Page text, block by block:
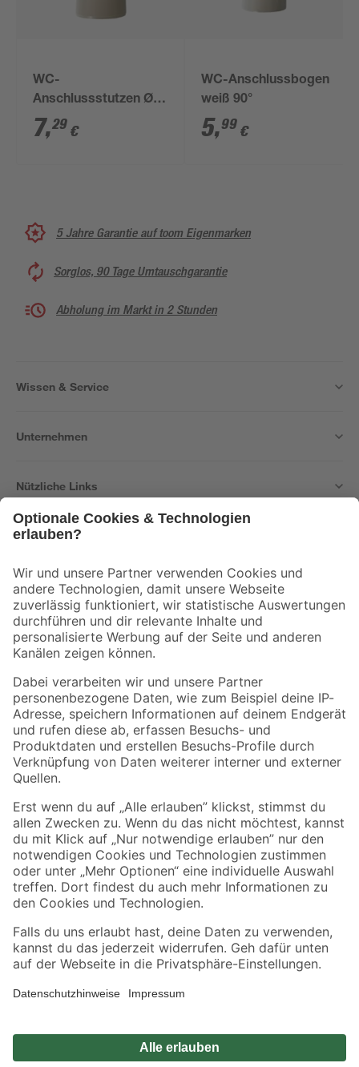
WC-
Anschlussstutzen Ø
110 mm
7,29 €
WC-Anschlussbogen
weiß 90°
5,99 €
5 Jahre Garantie auf toom Eigenmarken
Sorglos, 90 Tage Umtauschgarantie
Abholung im Markt in 2 Stunden
Wissen & Service
Unternehmen
Nützliche Links
Der toom Newsletter: Keine Angebote und Aktionen mehr verpassen!
Zur Newsletter Anmeldung
Folge uns
Zahlungsarten Versandarten
Sicher einkaufen
Jetzt die toom-App herunterladen
Alle Preisangaben in EUR inkl. gesetzl. MwSt.. Die dargestellten Angebote sind unter
Umständen nicht in allen Märkten verfügbar. Die angegebenen Verfügbarkeiten beziehen
Produkte nur solange der Vorrat reicht.
*Paketversand ab 59 € versandkostenfrei, gilt nicht für Artikel mit Speditionsversand, hier
Privatsphäre Impressum
Nutzungsbedingungen
Widerrufsrecht Vertrag widerrufen